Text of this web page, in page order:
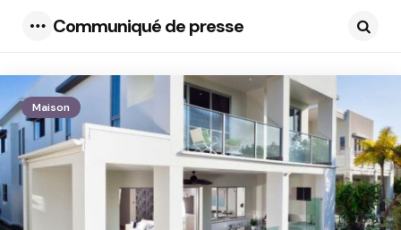
Communiqué de presse
Maison